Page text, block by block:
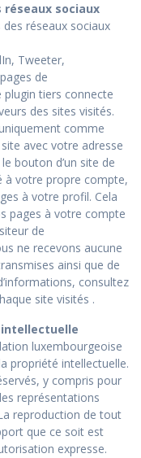
réseaux sociaux
réseaux sociaux
Tweeter,
de
plugin tiers connecte
des sites visités.
comme
avec votre adresse
bouton d’un site de
à votre propre compte,
à votre profil. Cela
pages à votre compte
de
ne recevons aucune
ainsi que de
consultez
site visités .
luxembourgeoise
propriété intellectuelle.
y compris pour
représentations
reproduction de tout
que ce soit est
expresse.